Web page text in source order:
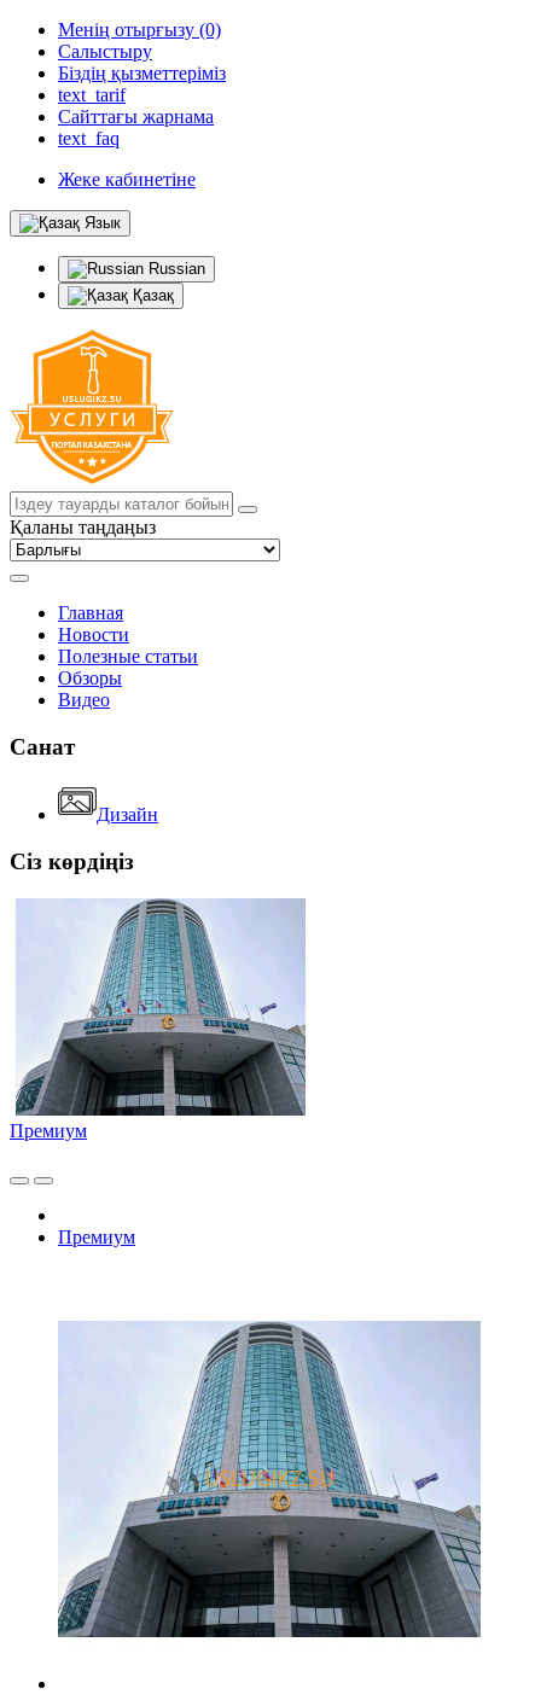
Менің отырғызу (0)
Салыстыру
Біздің қызметтеріміз
text_tarif
Сайттағы жарнама
text_faq
Жеке кабинетіне
Язык
Russian
Қазақ
Қаланы таңдаңыз
Главная
Новости
Полезные статьи
Обзоры
Видео
Санат
Дизайн
Сіз көрдіңіз
Премиум
Премиум